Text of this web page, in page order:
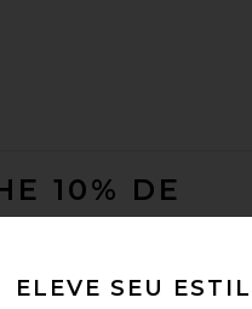
10% DE
a qualquer momento.
Política de
ELEVE SEU